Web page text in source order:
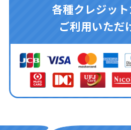
各種クレジッ
ご利用いただ